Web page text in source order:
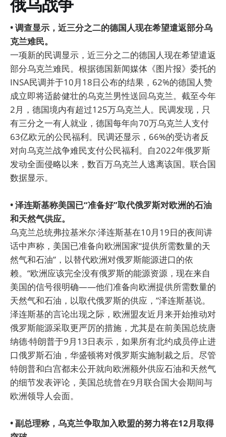
• 调查显示，近三分之二的德国人现在希望遣返部分乌
克兰难民。
一项新的民调显示，近三分之二的德国人现在希望遣返
部分乌克兰难民。根据德国新闻媒体《图片报》委托的
INSA民调并于10月18日公布的结果，62%的德国人赞
成立即将适龄健壮的乌克兰男性送回乌克兰。截至今年
2月，德国境内有超过125万乌克兰人。民调发现，只
有三分之一有人就业，德国每年向70万乌克兰人支付
63亿欧元的公民福利。民调还显示，66%的受访者反
对向乌克兰战争难民支付公民福利。自2022年俄罗斯
发动全面侵略以来，数百万乌克兰人逃离该国。联合国
数据显示。
• 泽连斯基称美国已“准备好”取代俄罗斯对欧洲的石油
和天然气供应。
乌克兰总统弗拉基米尔·泽连斯基在10月19日的夜间讲
话中声称，美国已准备向欧洲国家“提供所需数量的天
然气和石油”，以替代欧洲对俄罗斯能源进口的依
赖。“欧洲应该完全没有俄罗斯的能源资源，现在来自
美国的信号很明确——他们准备向欧洲提供所需数量的
天然气和石油，以取代俄罗斯的供应，”泽连斯基说。
泽连斯基的言论出现之际，欧洲盟友近月来开始推动对
俄罗斯能源采取更严厉的措施，尤其是在前美国总统唐
纳德·特朗普于9月13日表示，如果所有北约成员停止进
口俄罗斯石油，华盛顿将对俄罗斯实施制裁之后。尽管
特朗普和白宫都未公开就向欧洲额外供应石油和天然气
的细节发表评论，美国总统曾在9月联合国大会期间与
欧洲领导人会面。
• 副总理称，乌克兰争取加入欧盟的努力将在12月取得